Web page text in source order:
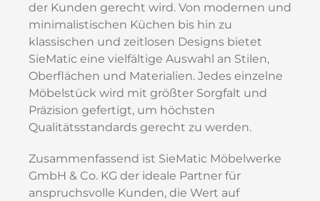
der Kunden gerecht wird. Von modernen und
minimalistischen Küchen bis hin zu
klassischen und zeitlosen Designs bietet
SieMatic eine vielfältige Auswahl an Stilen,
Oberflächen und Materialien. Jedes einzelne
Möbelstück wird mit größter Sorgfalt und
Präzision gefertigt, um höchsten
Qualitätsstandards gerecht zu werden.
Zusammenfassend ist SieMatic Möbelwerke
GmbH & Co. KG der ideale Partner für
anspruchsvolle Kunden, die Wert auf